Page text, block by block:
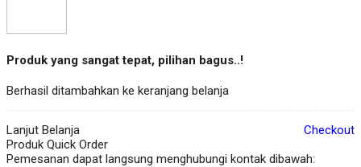
Produk yang sangat tepat, pilihan bagus..!
Berhasil ditambahkan ke keranjang belanja
Lanjut Belanja
Checkout
Produk Quick Order
Pemesanan dapat langsung menghubungi kontak dibawah: